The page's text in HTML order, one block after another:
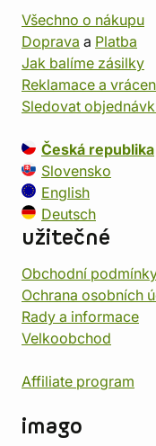
Všechno o nákupu
Doprava a Platba
Jak balíme zásilky
Reklamace a
Sledovat
Česká republika
Slovensko
English
Deutsch
užitečné
Obchodní
Ochrana osobních
Rady a informace
Velkoobchod
Affiliate program
imago